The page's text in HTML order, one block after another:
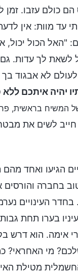
כולם עזבו.
עד מוות: אין
"האל הכול יכול,
לשאת לך עדות.
לעולם לא אבגוד
יהיה איתכם
המשיח בראשית, פרק
חייב לשים את
הגיעו ואחד
בחברה והורסים
העינויים
בערו תחת
אימה. הוא דרש
מי
מטילת